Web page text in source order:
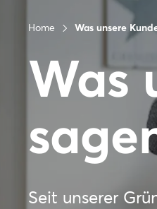
Home Was unsere
Was
Seit unserer